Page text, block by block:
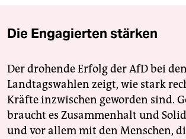
Die Engagierten stärken
Der drohende Erfolg der AfD bei
Landtagswahlen zeigt, wie stark
Kräfte inzwischen geworden sind.
braucht es Zusammenhalt und
und vor allem mit den Menschen,